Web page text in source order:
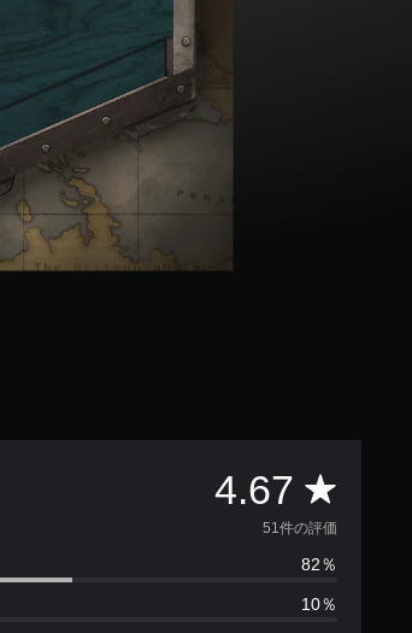
4.67 評
価
数
51件の評価
82％
10％